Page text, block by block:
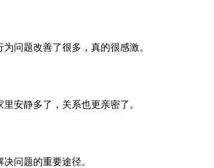
问题改善了很多，真的很感激。
安静多了，关系也更亲密了。
问题的重要途径。